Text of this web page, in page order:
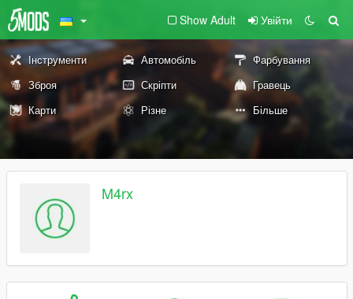
Show Adult Увійти
Інструменти Автомобіль
Фарбування
Зброя
Скріпти
Гравець
Карти
Різне Більше
M4rx